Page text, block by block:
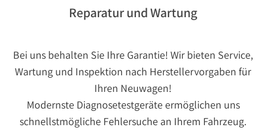
Reparatur und Wartung
Bei uns behalten Sie Ihre Garantie! Wir bieten Service,
Wartung und Inspektion nach Herstellervorgaben für
Ihren Neuwagen!
Modernste Diagnosetestgeräte ermöglichen uns
schnellstmögliche Fehlersuche an Ihrem Fahrzeug.